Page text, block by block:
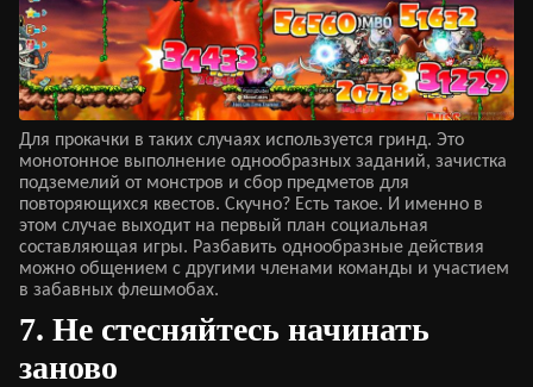
Для прокачки в таких случаях используется гринд. Это
монотонное выполнение однообразных заданий, зачистка
подземелий от монстров и сбор предметов для
повторяющихся квестов. Скучно? Есть такое. И именно в
этом случае выходит на первый план социальная
составляющая игры. Разбавить однообразные действия
можно общением с другими членами команды и участием
в забавных флешмобах.
7. Не стесняйтесь начинать
заново